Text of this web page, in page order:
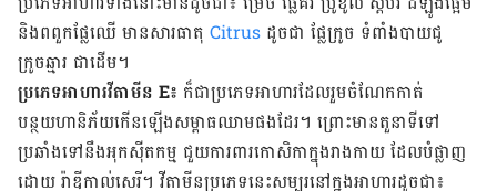
និងពពួកផ្លែឈើ មានសារធាតុ Citrus ដូចជា ផ្លែក្រូច ទំពាំងបាយជូ
ក្រូចឆ្មារ ជា​ដើម។
ប្រភេទអាហារវីតាមីន E៖ ក៏ជាប្រភេទអាហារដែលរួមចំណែកកាត់
បន្ថយហានិភ័យកើនឡើងសម្ពាធឈាមផង​ដែរ។ ព្រោះមានតួនាទីទៅ
ប្រឆាំងទៅនឹងអុកស៊ីតកម្ម ជួយការពារកោសិកាក្នុងរាងកាយ ដែលបំផ្លាញ
ដោយ រ៉ាឌីកាល់សេរី។ វីតាមីនប្រភេទនេះសម្បូរនៅក្នុងអាហារដូចជា៖